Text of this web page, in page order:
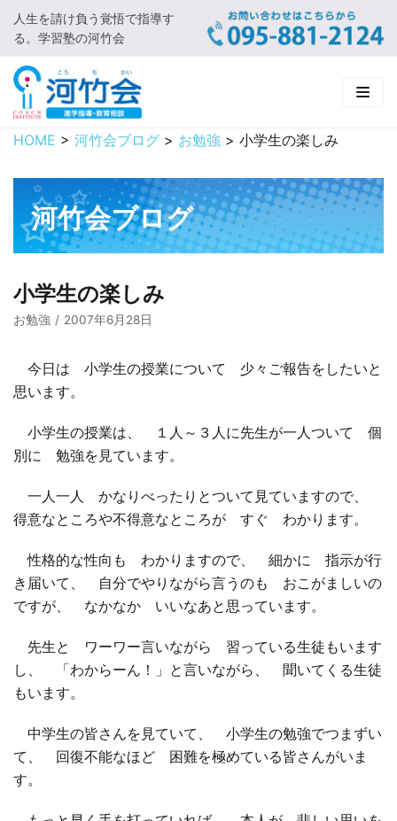
コ
ン
テ
ン
ツ
に
キ
プ
人生を請け負う覚悟で指導す
る。学習塾の河竹会
HOME
新着情報
□ お知らせ
河竹会について
□ 河竹会について
□ よくあるご質問
□ 小学部
□ 高校部
□ 有料体験指導
実 績
□ 2019年合格体験記
HOME > 河竹会ブログ > お勉強 > 小学生の楽しみ
河竹会ブログ
小学生の楽しみ
お勉強 2007年6月28日
今日は 小学生の授業について 少々ご報告をしたいと
思います。
小学生の授業は、 １人～３人に先生が一人ついて 個
別に 勉強を見ています。
一人一人 かなりべったりとついて見ていますので、
得意なところや不得意なところが すぐ わかります。
性格的な性向も わかりますので、 細かに 指示が行
き届いて、 自分でやりながら言うのも おこがましいの
ですが、 なかなか いいなあと思っています。
先生と ワーワー言いながら 習っている生徒もいます
し、 「わからーん！」と言いながら、 聞いてくる生徒
もいます。
中学生の皆さんを見ていて、 小学生の勉強でつまずい
て、 回復不能なほど 困難を極めている皆さんがいま
す。